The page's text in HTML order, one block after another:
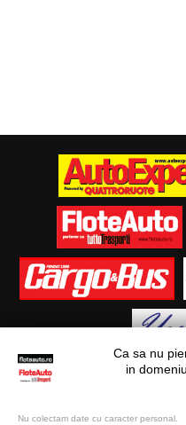
© Flote Auto.
Situl nostru utilizeaza
Ca sa nu
in
Nu colectam date cu caracter personal.